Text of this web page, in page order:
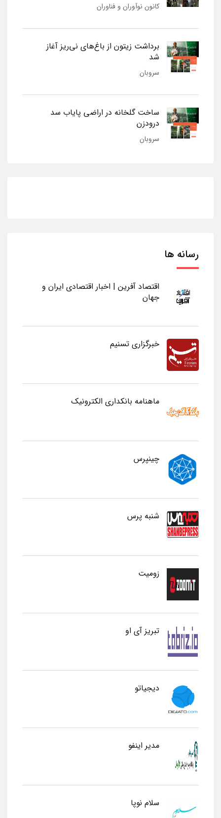
کانون نوآوران و فناوران
برداشت زیتون از باغ‌های نی‌ریز آغاز
شد
سروبان
ساخت گلخانه در اراضی پایاب سد
درودزن
سروبان
رسانه ها
اقتصاد آفرین | اخبار اقتصادی ایران و
جهان
خبرگزاری تسنیم
ماهنامه بانکداری الکترونیک
چینپرس
شنبه پرس
زومیت
تبریز آی او
دیجیاتو
مدیر اینفو
سلام نوپا